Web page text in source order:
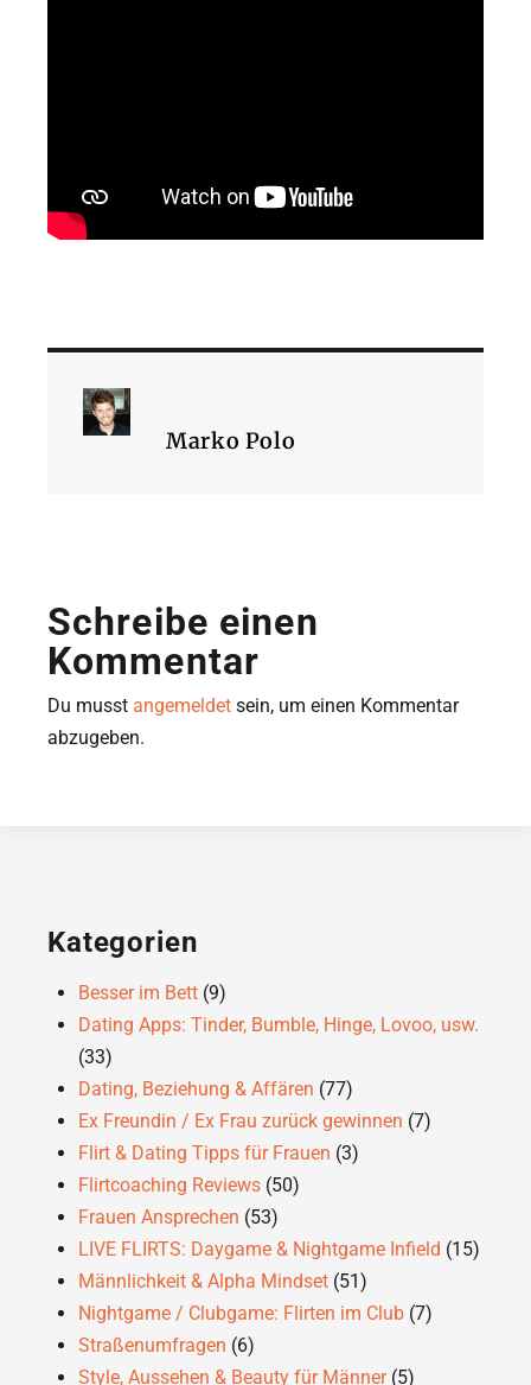
Marko Polo
Schreibe einen
Kommentar
Du musst angemeldet sein, um einen Kommentar
abzugeben.
Kategorien
Besser im Bett (9)
Dating Apps: Tinder, Bumble, Hinge, Lovoo, usw.
(33)
Dating, Beziehung & Affären (77)
Ex Freundin / Ex Frau zurück gewinnen (7)
Flirt & Dating Tipps für Frauen (3)
Flirtcoaching Reviews (50)
Frauen Ansprechen (53)
LIVE FLIRTS: Daygame & Nightgame Infield (15)
Männlichkeit & Alpha Mindset (51)
Nightgame / Clubgame: Flirten im Club (7)
Straßenumfragen (6)
Style, Aussehen & Beauty für Männer(5)